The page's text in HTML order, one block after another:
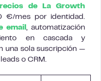
de La Growth
€/mes por identidad.
email , automatización
en cascada y
una sola suscripción —
o CRM.